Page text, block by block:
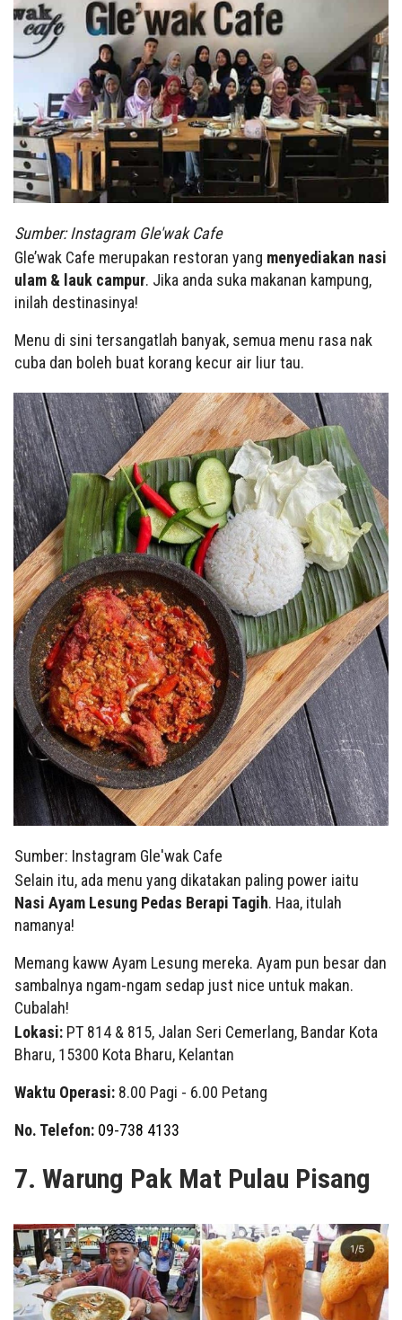
Sumber: Instagram Gle'wak Cafe
Gle’wak Cafe merupakan restoran yang menyediakan nasi
ulam & lauk campur. Jika anda suka makanan kampung,
inilah destinasinya!
Menu di sini tersangatlah banyak, semua menu rasa nak
cuba dan boleh buat korang kecur air liur tau.
Sumber: Instagram Gle'wak Cafe
Selain itu, ada menu yang dikatakan paling power iaitu
Nasi Ayam Lesung Pedas Berapi Tagih. Haa, itulah
namanya!
Memang kaww Ayam Lesung mereka. Ayam pun besar dan
sambalnya ngam-ngam sedap just nice untuk makan.
Cubalah!
Lokasi: PT 814 & 815, Jalan Seri Cemerlang, Bandar Kota
Bharu, 15300 Kota Bharu, Kelantan
Waktu Operasi: 8.00 Pagi - 6.00 Petang
No. Telefon: 09-738 4133
7. Warung Pak Mat Pulau Pisang